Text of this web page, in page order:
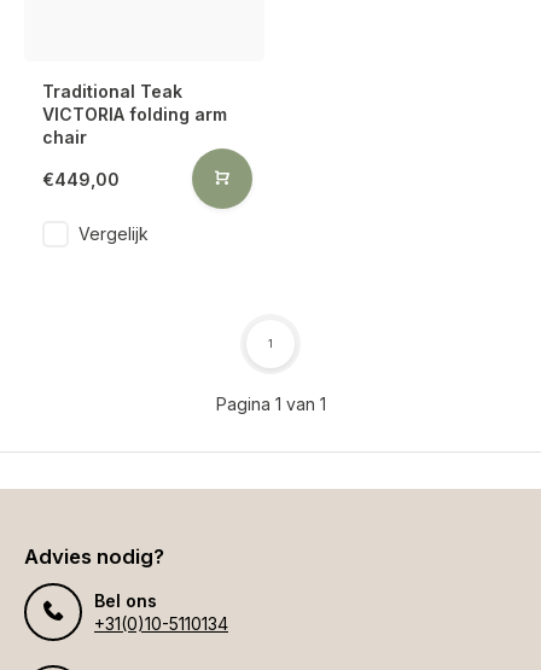
Traditional Teak
VICTORIA folding arm
chair
€449,00
Vergelijk
Pagina 1 van 1
1
Advies nodig?
Bel ons
+31(0)10-5110134